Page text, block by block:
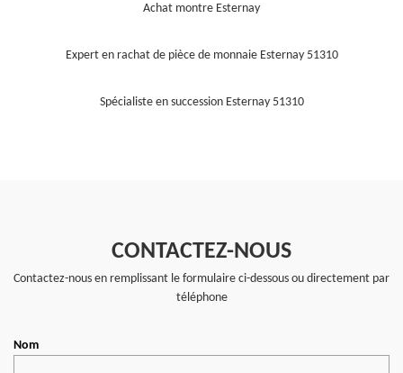
Achat montre Esternay
Expert en rachat de pièce de monnaie Esternay 51310
Spécialiste en succession Esternay 51310
CONTACTEZ-NOUS
Contactez-nous en remplissant le formulaire ci-dessous ou directement par
téléphone
Nom